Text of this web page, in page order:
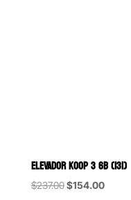
ELEVADOR KOOP 3 6B (131)
$237.00Original
$154.00Current